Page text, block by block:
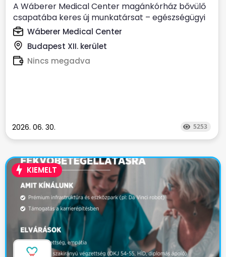
A Wáberer Medical Center magánkórház bővülő
csapatába keres új munkatársat – egészségügyi
asszisztensi...
Wáberer Medical Center
Budapest XII. kerület
Nincs megadva
2026. 06. 30. 5253
KIEMELT